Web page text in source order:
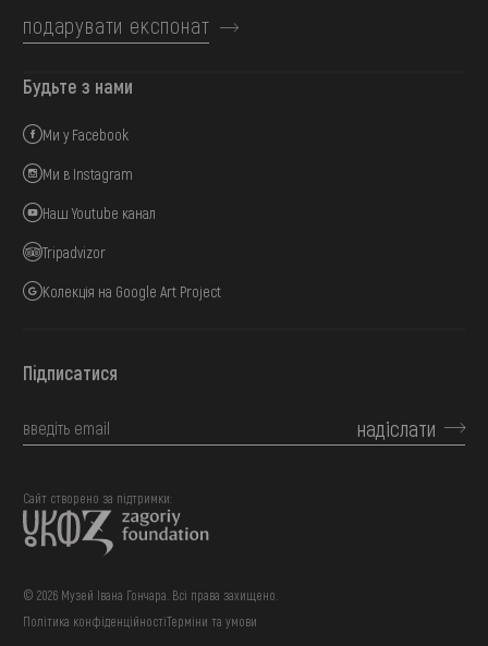
подарувати експонат
Будьте з нами
Ми у Facebook
Ми в Instagram
Наш Youtube канал
Tripadvizor
Колекція на Google Art Project
Підписатися
надіслати
© 2026 Музей Івана Гончара. Всі права захищено.
Сайт створено за підтримки:
Політика конфіденційностіТерміни та умови